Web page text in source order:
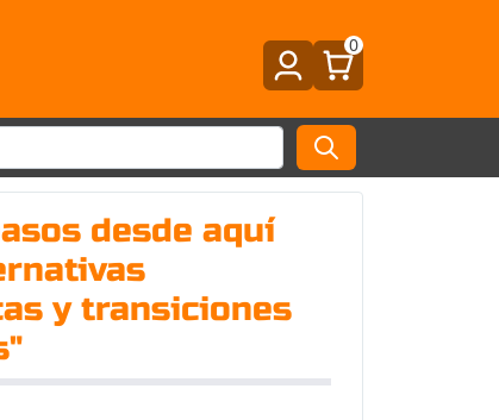
0
desde aquí
y transiciones